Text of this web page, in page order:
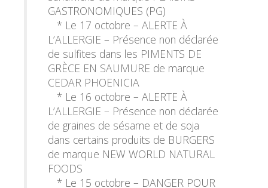
GASTRONOMIQUES (PG)
* Le 17 octobre – ALERTE À
L’ALLERGIE – Présence non déclarée
de sulfites dans les PIMENTS DE
GRÈCE EN SAUMURE de marque
CEDAR PHOENICIA
* Le 16 octobre – ALERTE À
L’ALLERGIE – Présence non déclarée
de graines de sésame et de soja
dans certains produits de BURGERS
de marque NEW WORLD NATURAL
FOODS
* Le 15 octobre – DANGER POUR